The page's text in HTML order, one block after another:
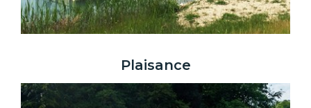
Plaisance